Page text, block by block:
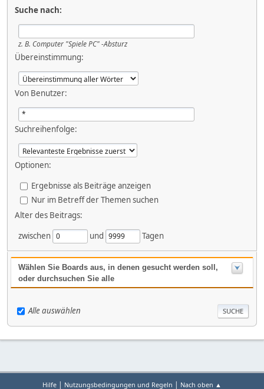
Suche nach:
z. B. Computer "Spiele PC" -Absturz
Übereinstimmung:
Von Benutzer:
Suchreihenfolge:
Optionen:
Ergebnisse als Beiträge anzeigen
Nur im Betreff der Themen suchen
Alter des Beitrags:
zwischen
und Tagen
Wählen Sie Boards aus, in denen gesucht werden soll,
oder durchsuchen Sie alle
Alle auswählen
Hilfe | Nutzungsbedingungen und Regeln | Nach oben ▲